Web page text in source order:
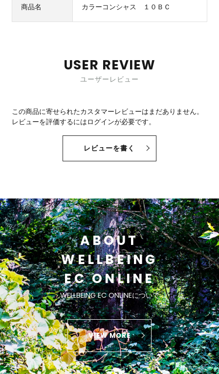
商品名 カラーコンシャス １０ＢＣ
USER REVIEW
ユーザーレビュー
この商品に寄せられたカスタマーレビューはまだありません。
レビューを評価するにはログインが必要です。
レビューを書く
ABOUT
WELLBEING
EC ONLINE
WELLBEING EC ONLINEについて
VIEW MORE